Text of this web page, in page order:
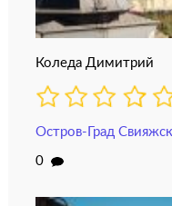
Коледа Димитрий
Остров-Град
0